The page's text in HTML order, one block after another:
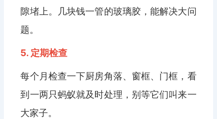
隙堵上。几块钱一管的玻璃胶，能解决大问
题。
5. 定期检查
每个月检查一下厨房角落、窗框、门框，看
到一两只蚂蚁就及时处理，别等它们叫来一
大家子。